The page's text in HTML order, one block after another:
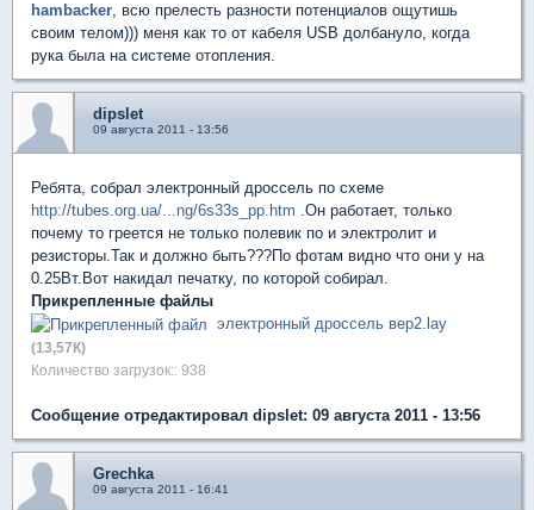
hambacker, всю прелесть разности потенциалов ощутишь
своим телом))) меня как то от кабеля USB долбануло, когда
рука была на системе отопления.
dipslet
09 августа 2011 - 13:56
Ребята, собрал электронный дроссель по схеме
http://tubes.org.ua/...ng/6s33s_pp.htm .Он работает, только
почему то греется не только полевик по и электролит и
резисторы.Так и должно быть???По фотам видно что они у на
0.25Вт.Вот накидал печатку, по которой собирал.
Прикрепленные файлы
электронный дроссель вер2.lay
(13,57К)
Количество загрузок:: 938
Сообщение отредактировал dipslet: 09 августа 2011 - 13:56
Grechka
09 августа 2011 - 16:41